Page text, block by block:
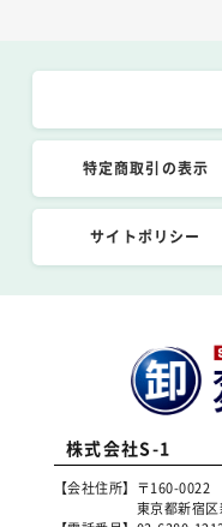
特定商取引の表示
サイトポリシー
株式会社S-1
【会社住所】 〒160-0022
東京都新宿